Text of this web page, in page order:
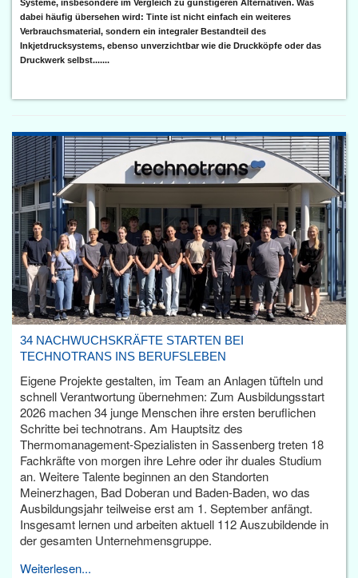
Systeme, insbesondere im Vergleich zu günstigeren Alternativen. Was
dabei häufig übersehen wird: Tinte ist nicht einfach ein weiteres
Verbrauchsmaterial, sondern ein integraler Bestandteil des
Inkjetdrucksystems, ebenso unverzichtbar wie die Druckköpfe oder das
Druckwerk selbst.......
34 NACHWUCHSKRÄFTE STARTEN BEI
TECHNOTRANS INS BERUFSLEBEN
Eigene Projekte gestalten, im Team an Anlagen tüfteln und
schnell Verantwortung übernehmen: Zum Ausbildungsstart
2026 machen 34 junge Menschen ihre ersten beruflichen
Schritte bei technotrans. Am Hauptsitz des
Thermomanagement-Spezialisten in Sassenberg treten 18
Fachkräfte von morgen ihre Lehre oder ihr duales Studium
an. Weitere Talente beginnen an den Standorten
Meinerzhagen, Bad Doberan und Baden-Baden, wo das
Ausbildungsjahr teilweise erst am 1. September anfängt.
Insgesamt lernen und arbeiten aktuell 112 Auszubildende in
der gesamten Unternehmensgruppe.
Weiterlesen...